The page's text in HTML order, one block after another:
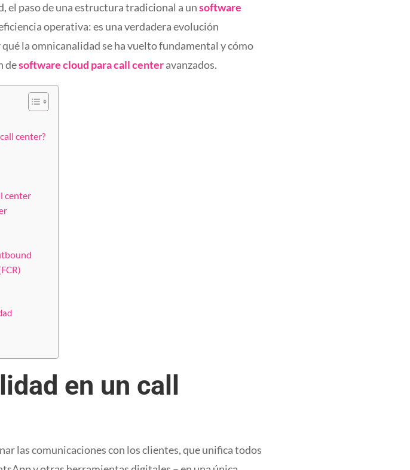
el paso de una estructura tradicional a unsoftware
operativa: es una verdadera evolución
la omnicanalidad se ha vuelto fundamental y cómo
desoftware cloud para call centeravanzados.
center?
center
en un call
las comunicaciones con los clientes, que unifica todos